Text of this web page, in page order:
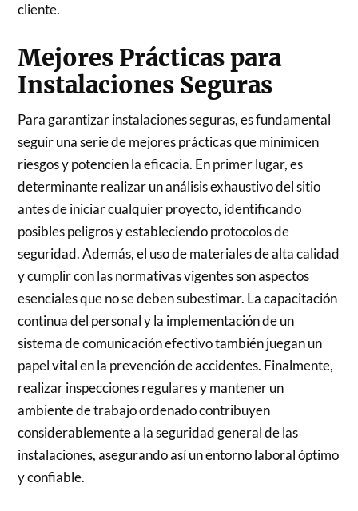
cliente.
Mejores Prácticas para
Instalaciones Seguras
Para garantizar instalaciones seguras, es fundamental
seguir una serie de mejores prácticas que minimicen
riesgos y potencien la eficacia. En primer lugar, es
determinante realizar un análisis exhaustivo del sitio
antes de iniciar cualquier proyecto, identificando
posibles peligros y estableciendo protocolos de
seguridad. Además, el uso de materiales de alta calidad
y cumplir con las normativas vigentes son aspectos
esenciales que no se deben subestimar. La capacitación
continua del personal y la implementación de un
sistema de comunicación efectivo también juegan un
papel vital en la prevención de accidentes. Finalmente,
realizar inspecciones regulares y mantener un
ambiente de trabajo ordenado contribuyen
considerablemente a la seguridad general de las
instalaciones, asegurando así un entorno laboral óptimo
y confiable.